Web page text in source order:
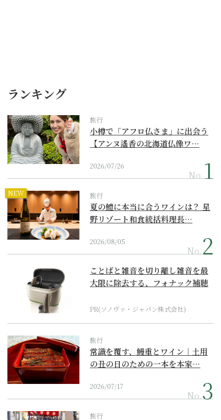
ランキング
旅行
小樽で「アフロ仏さま」に出会う
【アンヌ遙香の北海道仏像ワ…
2026/07/26
No.
NEW 旅行
夏の鱧に本当に合うワインは？ 星
野リゾート和食統括料理長…
2026/08/05
No.
ことばと雑音を切り離し雑音を最
大限に除去する、フォナック補聴
PR(ソノヴァ・ジャパン株式会社)
旅行
常識を覆す、鰻重とワイン｜土用
の丑の日のための一本を本家…
2026/07/17
No.
旅行